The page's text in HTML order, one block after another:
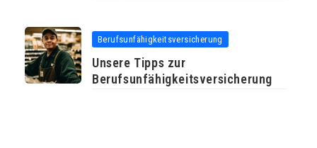
Berufsunfähigkeitsversicherung
Unsere Tipps zur
Berufsunfähigkeitsversicherung